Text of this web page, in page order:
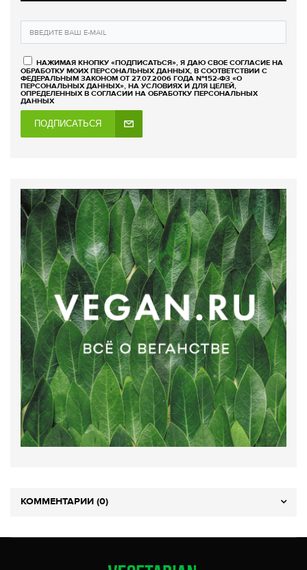
НАЖИМАЯ КНОПКУ «ПОДПИСАТЬСЯ», Я ДАЮ СВОЕ СОГЛАСИЕ НА
ОБРАБОТКУ МОИХ ПЕРСОНАЛЬНЫХ ДАННЫХ, В СООТВЕТСТВИИ С
ФЕДЕРАЛЬНЫМ ЗАКОНОМ ОТ 27.07.2006 ГОДА №152-ФЗ «О
ПЕРСОНАЛЬНЫХ ДАННЫХ», НА УСЛОВИЯХ И ДЛЯ ЦЕЛЕЙ,
ОПРЕДЕЛЕННЫХ В СОГЛАСИИ НА ОБРАБОТКУ ПЕРСОНАЛЬНЫХ
ДАННЫХ
ПОДПИСАТЬСЯ
КОММЕНТАРИИ (0)